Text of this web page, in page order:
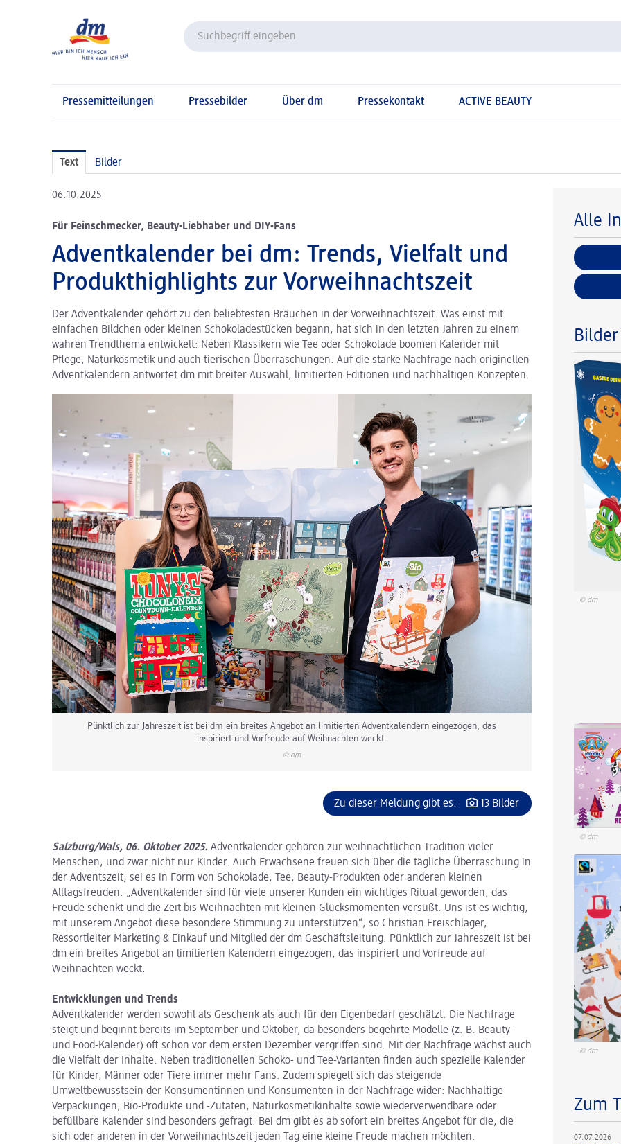
Pressemitteilungen Pressebilder Über dm Pressekontakt ACTIVE BEAUTY
Text Bilder
06.10.2025
Für Feinschmecker, Beauty-Liebhaber und DIY-Fans
Adventkalender bei dm: Trends, Vielfalt und
Produkthighlights zur Vorweihnachtszeit
Der Adventkalender gehört zu den beliebtesten Bräuchen in der Vorweihnachtszeit. Was einst mit
einfachen Bildchen oder kleinen Schokoladestücken begann, hat sich in den letzten Jahren zu einem
wahren Trendthema entwickelt: Neben Klassikern wie Tee oder Schokolade boomen Kalender mit
Pflege, Naturkosmetik und auch tierischen Überraschungen. Auf die starke Nachfrage nach originellen
Adventkalendern antwortet dm mit breiter Auswahl, limitierten Editionen und nachhaltigen Konzepten.
Pünktlich zur Jahreszeit ist bei dm ein breites Angebot an limitierten Adventkalendern eingezogen, das
inspiriert und Vorfreude auf Weihnachten weckt.
© dm
Zu dieser Meldung gibt es: 13 Bilder
Salzburg/Wals, 06. Oktober 2025. Adventkalender gehören zur weihnachtlichen Tradition vieler
Menschen, und zwar nicht nur Kinder. Auch Erwachsene freuen sich über die tägliche Überraschung in
der Adventszeit, sei es in Form von Schokolade, Tee, Beauty-Produkten oder anderen kleinen
Alltagsfreuden. „Adventkalender sind für viele unserer Kunden ein wichtiges Ritual geworden, das
Freude schenkt und die Zeit bis Weihnachten mit kleinen Glücksmomenten versüßt. Uns ist es wichtig,
mit unserem Angebot diese besondere Stimmung zu unterstützen“, so Christian Freischlager,
Ressortleiter Marketing & Einkauf und Mitglied der dm Geschäftsleitung. Pünktlich zur Jahreszeit ist bei
dm ein breites Angebot an limitierten Kalendern eingezogen, das inspiriert und Vorfreude auf
Weihnachten weckt.
Entwicklungen und Trends
Adventkalender werden sowohl als Geschenk als auch für den Eigenbedarf geschätzt. Die Nachfrage
steigt und beginnt bereits im September und Oktober, da besonders begehrte Modelle (z. B. Beauty-
und Food-Kalender) oft schon vor dem ersten Dezember vergriffen sind. Mit der Nachfrage wächst auch
die Vielfalt der Inhalte: Neben traditionellen Schoko- und Tee-Varianten finden auch spezielle Kalender
für Kinder, Männer oder Tiere immer mehr Fans. Zudem spiegelt sich das steigende
Umweltbewusstsein der Konsumentinnen und Konsumenten in der Nachfrage wider: Nachhaltige
Verpackungen, Bio-Produkte und -Zutaten, Naturkosmetikinhalte sowie wiederverwendbare oder
befüllbare Kalender sind besonders gefragt. Bei dm gibt es ab sofort ein breites Angebot für die, die
sich oder anderen in der Vorweihnachtszeit jeden Tag eine kleine Freude machen möchten.
Alle
© dm
© dm
© dm
Zum
07.07.2026